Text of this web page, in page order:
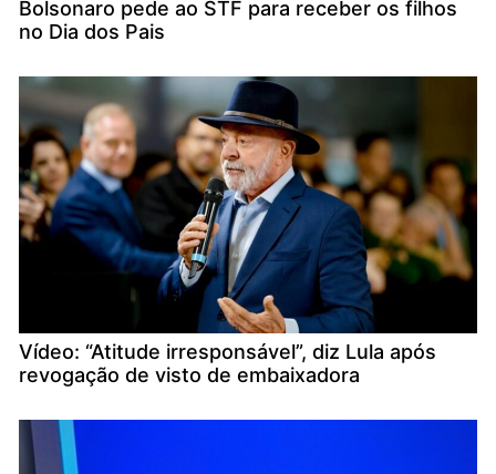
Bolsonaro pede ao STF para receber os filhos
no Dia dos Pais
Vídeo: “Atitude irresponsável”, diz Lula após
revogação de visto de embaixadora